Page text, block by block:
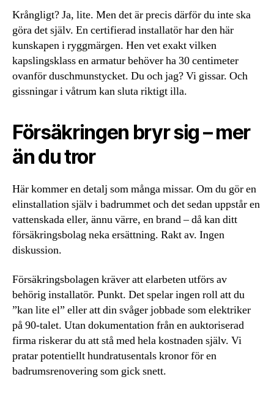
Krångligt? Ja, lite. Men det är precis därför du inte ska
göra det själv. En certifierad installatör har den här
kunskapen i ryggmärgen. Hen vet exakt vilken
kapslingsklass en armatur behöver ha 30 centimeter
ovanför duschmunstycket. Du och jag? Vi gissar. Och
gissningar i våtrum kan sluta riktigt illa.
Försäkringen bryr sig – mer
än du tror
Här kommer en detalj som många missar. Om du gör en
elinstallation själv i badrummet och det sedan uppstår en
vattenskada eller, ännu värre, en brand – då kan ditt
försäkringsbolag neka ersättning. Rakt av. Ingen
diskussion.
Försäkringsbolagen kräver att elarbeten utförs av
behörig installatör. Punkt. Det spelar ingen roll att du
”kan lite el” eller att din svåger jobbade som elektriker
på 90-talet. Utan dokumentation från en auktoriserad
firma riskerar du att stå med hela kostnaden själv. Vi
pratar potentiellt hundratusentals kronor för en
badrumsrenovering som gick snett.